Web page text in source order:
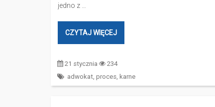
jedno z …
CZYTAJ WIĘCEJ
21 stycznia
234
adwokat,proces, karne